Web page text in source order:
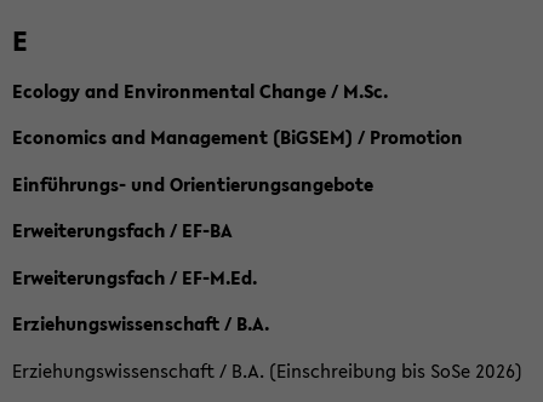
E
Ecology and Environmental Change / M.Sc.
Economics and Management (BiGSEM) / Promotion
Einführungs- und Orientierungsangebote
Erweiterungsfach / EF-BA
Erweiterungsfach / EF-M.Ed.
Erziehungswissenschaft / B.A.
Erziehungswissenschaft / B.A. (Einschreibung bis SoSe 2026)